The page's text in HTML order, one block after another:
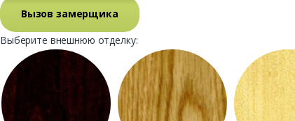
Вызов замерщика
Выберите внешнюю отделку: